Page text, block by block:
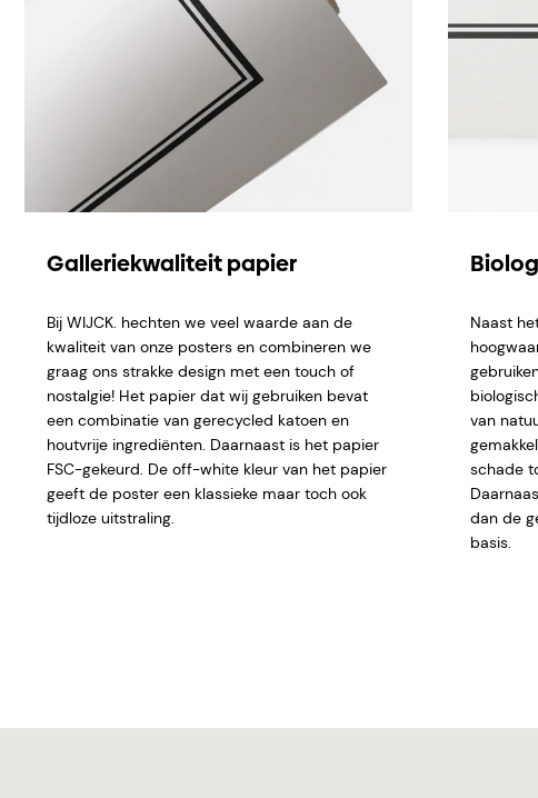
Galleriekwaliteit papier
Bij WIJCK. hechten we veel waarde aan de
kwaliteit van onze posters en combineren we
graag ons strakke design met een touch of
nostalgie! Het papier dat wij gebruiken bevat
een combinatie van gerecycled katoen en
houtvrije ingrediënten. Daarnaast is het papier
FSC-gekeurd. De off-white kleur van het papier
geeft de poster een klassieke maar toch ook
tijdloze uitstraling.
Naast
van
schade
dan de
basis.